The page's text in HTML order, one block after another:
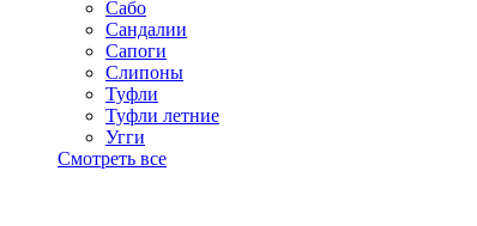
Сабо
Сандалии
Сапоги
Слипоны
Туфли
Туфли летние
Угги
Смотреть все